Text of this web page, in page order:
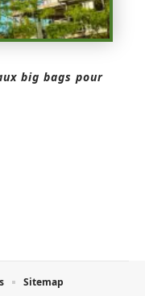
big bags pour
Sitemap